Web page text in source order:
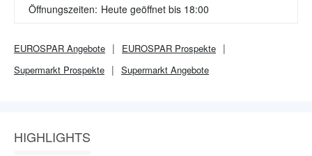
Öffnungszeiten: Heute geöffnet bis 18:00
EUROSPAR Angebote EUROSPAR Prospekte
Supermarkt Prospekte Supermarkt Angebote
HIGHLIGHTS